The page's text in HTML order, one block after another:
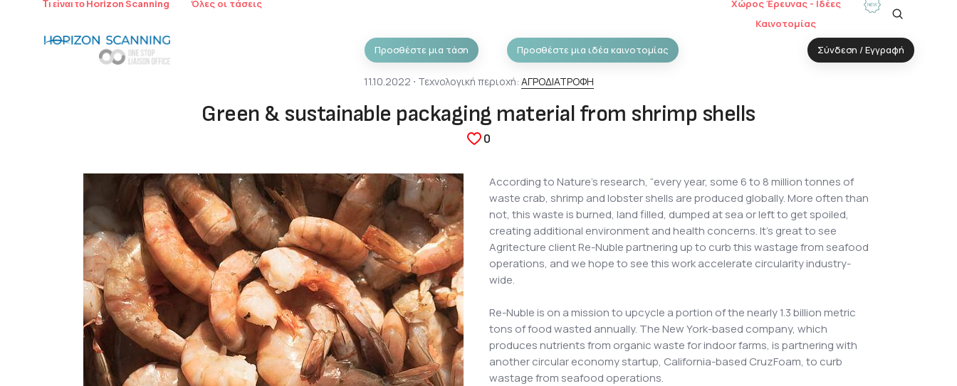
Τι είναι το Horizon Scanning Όλες οι τάσεις
Χώρος Έρευνας - Ιδέες
Καινοτομίας
Προσθέστε μια τάση Προσθέστε μια ιδέα καινοτομίας Σύνδεση / Εγγραφή
11.10.2022 ⋅ Τεχνολογική περιοχή: ΑΓΡΟΔΙΑΤΡΟΦΗ
Green & sustainable packaging material from shrimp shells
0
According to Nature’s research, “every year, some 6 to 8 million tonnes of
waste crab, shrimp and lobster shells are produced globally. More often than
not, this waste is burned, land filled, dumped at sea or left to get spoiled,
creating additional environment and health concerns. It’s great to see
Agritecture client Re-Nuble partnering up to curb this wastage from seafood
operations, and we hope to see this work accelerate circularity industry-
wide.
Re-Nuble is on a mission to upcycle a portion of the nearly 1.3 billion metric
tons of food wasted annually. The New York-based company, which
produces nutrients from organic waste for indoor farms, is partnering with
another circular economy startup, California-based CruzFoam, to curb
wastage from seafood operations.